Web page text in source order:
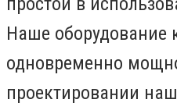
Наше оборудование
одновременно
проектировании